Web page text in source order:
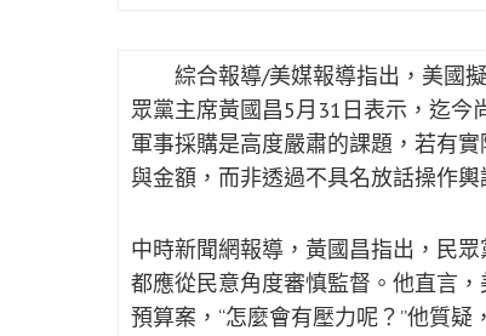
綜合報導/美媒報導指出，美國擬
眾黨主席黃國昌5月31日表示，迄今
軍事採購是高度嚴肅的課題，若有
與金額，而非透過不具名放話操作輿
中時新聞網報導，黃國昌指出，民
都應從民意角度審慎監督。他直言
預算案，“怎麼會有壓力呢？”他質